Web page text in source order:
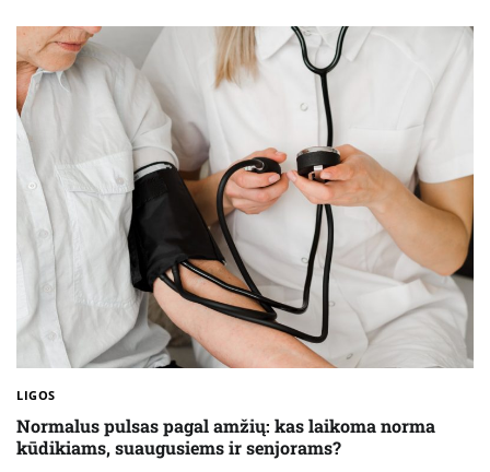
LIGOS
Normalus pulsas pagal amžių: kas laikoma norma
kūdikiams, suaugusiems ir senjorams?